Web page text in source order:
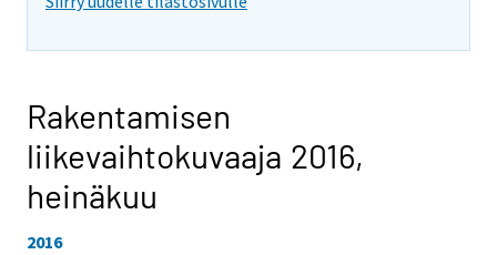
Rakentamisen
liikevaihtokuvaaja 2016,
heinäkuu
2016